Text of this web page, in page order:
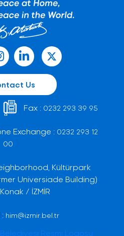
Us
Fax : 0232 293 39 95
Exchange : 0232 293 12
00
Kültürpark
Universiade Building)
/ İZMİR
him@izmir.bel.tr